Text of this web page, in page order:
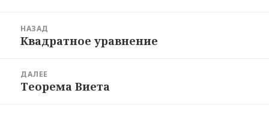
записям
НАЗАД
Предыдущая
Квадратное уравнение
ДАЛЕЕ
Следующая
Теорема Виета